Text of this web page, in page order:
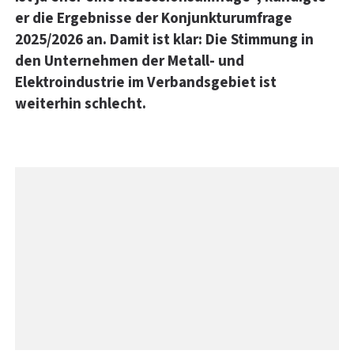
er die Ergebnisse der Konjunkturumfrage
2025/2026 an. Damit ist klar: Die Stimmung in
den Unternehmen der Metall- und
Elektroindustrie im Verbandsgebiet ist
weiterhin schlecht.